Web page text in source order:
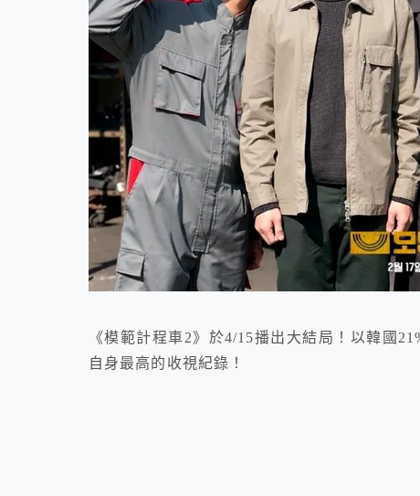
《模範計程車2》於4/15播出大結局！以韓國
自身最高的收視紀錄！